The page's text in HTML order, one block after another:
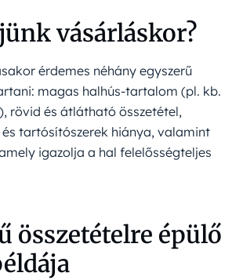
vásárláskor?
érdemes néhány egyszerű
magas halhús-tartalom (pl. kb.
rövid és átlátható összetétel,
és tartósítószerek hiánya, valamint
igazolja a hal felelősségteljes
összetételre épülő